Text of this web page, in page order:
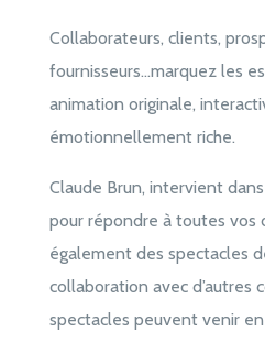
Collaborateurs, clients,
fournisseurs…marquez les
animation originale,
émotionnellement riche.
Claude Brun, intervient
pour répondre à toutes vos
également des spectacles
collaboration avec d’autres
spectacles peuvent venir